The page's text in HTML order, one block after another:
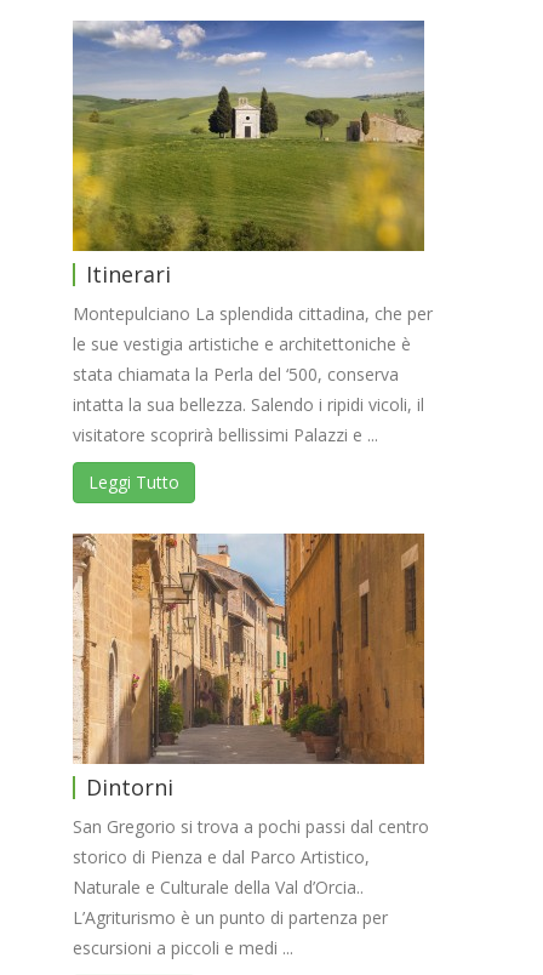
Itinerari
Montepulciano La splendida cittadina, che per
le sue vestigia artistiche e architettoniche è
stata chiamata la Perla del ‘500, conserva
intatta la sua bellezza. Salendo i ripidi vicoli, il
visitatore scoprirà bellissimi Palazzi e ...
Leggi Tutto
Dintorni
San Gregorio si trova a pochi passi dal centro
storico di Pienza e dal Parco Artistico,
Naturale e Culturale della Val d’Orcia..
L’Agriturismo è un punto di partenza per
escursioni a piccoli e medi ...